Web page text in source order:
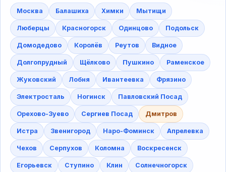
Москва Балашиха Химки Мытищи
Люберцы Красногорск Одинцово Подольск
Домодедово Королёв Реутов Видное
Долгопрудный Щёлково Пушкино Раменское
Жуковский Лобня Ивантеевка Фрязино
Электросталь Ногинск Павловский Посад
Орехово-Зуево Сергиев Посад Дмитров
Истра Звенигород Наро-Фоминск Апрелевка
Чехов Серпухов Коломна Воскресенск
Егорьевск Ступино Клин Солнечногорск